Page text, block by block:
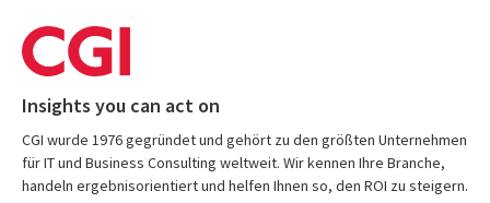
Insights you can act on
CGI wurde 1976 gegründet und gehört zu den größten Unternehmen
für IT und Business Consulting weltweit. Wir kennen Ihre Branche,
handeln ergebnisorientiert und helfen Ihnen so, den ROI zu steigern.